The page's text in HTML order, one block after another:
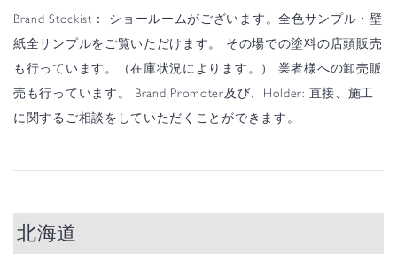
Brand Stockist： ショールームがございます。全色サンプル・壁
紙全サンプルをご覧いただけます。 その場での塗料の店頭販売
も行っています。（在庫状況によります。） 業者様への卸売販
売も行っています。 Brand Promoter及び、Holder: 直接、施工
に関するご相談をしていただくことができます。
北海道